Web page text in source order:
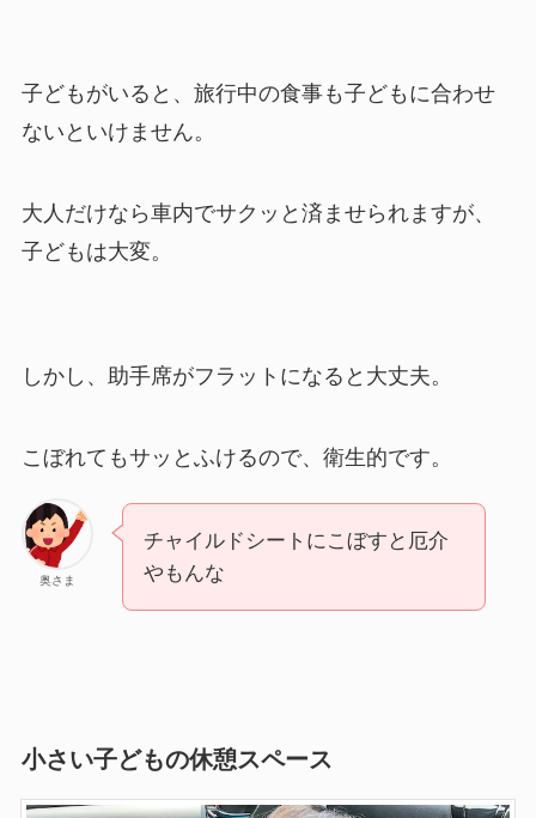
子どもがいると、旅行中の食事も子どもに合わせ
ないといけません。
大人だけなら車内でサクッと済ませられますが、
子どもは大変。
しかし、助手席がフラットになると大丈夫。
こぼれてもサッとふけるので、衛生的です。
奥さま
チャイルドシートにこぼすと厄介
やもんな
小さい子どもの休憩スペース